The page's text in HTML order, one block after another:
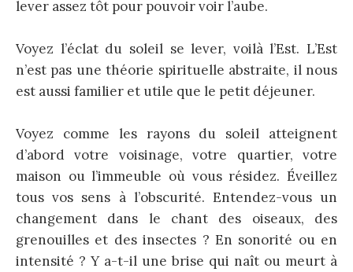
lever assez tôt pour pouvoir voir l’aube.
Voyez l’éclat du soleil se lever, voilà l’Est. L’Est
n’est pas une théorie spirituelle abstraite, il nous
est aussi familier et utile que le petit déjeuner.
Voyez comme les rayons du soleil atteignent
d’abord votre voisinage, votre quartier, votre
maison ou l’immeuble où vous résidez. Éveillez
tous vos sens à l’obscurité. Entendez-vous un
changement dans le chant des oiseaux, des
grenouilles et des insectes ? En sonorité ou en
intensité ? Y a-t-il une brise qui naît ou meurt à